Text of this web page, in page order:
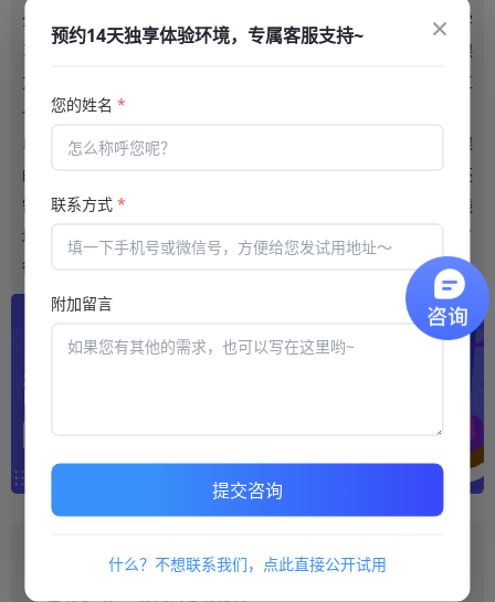
企业
是非常方便的。员工可以拿起手机随时进行学
习。如果手边儿有手提电脑，也可以进行学习。跟传统的线下授课
方式相比，它不受地域的限制。而且因为视频可以重复播放，员工
也可以重复进行学习，对于知识的吸收是有好处的。
以往企业要给员工进行培训，需要统筹一个上课的时间，不能上课
的员工还得调休换岗。在培训的过程中，需要印刷很多的资料，还
需要教学场地，这种开支是非常大的。现在采用
在线
培训，这些成本开支都可以省去。对于企业来说，培训成本降低了
很多，培训效果却好了很多。
×
预约14天独享体验环境，专属客服支持~
您的姓名*
联系方式*
附加留言
提交咨询
什么？不想联系我们，点此直接公开试用